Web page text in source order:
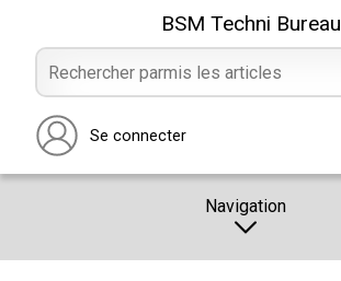
BSM Techni Bureau
Se connecter
Navigation